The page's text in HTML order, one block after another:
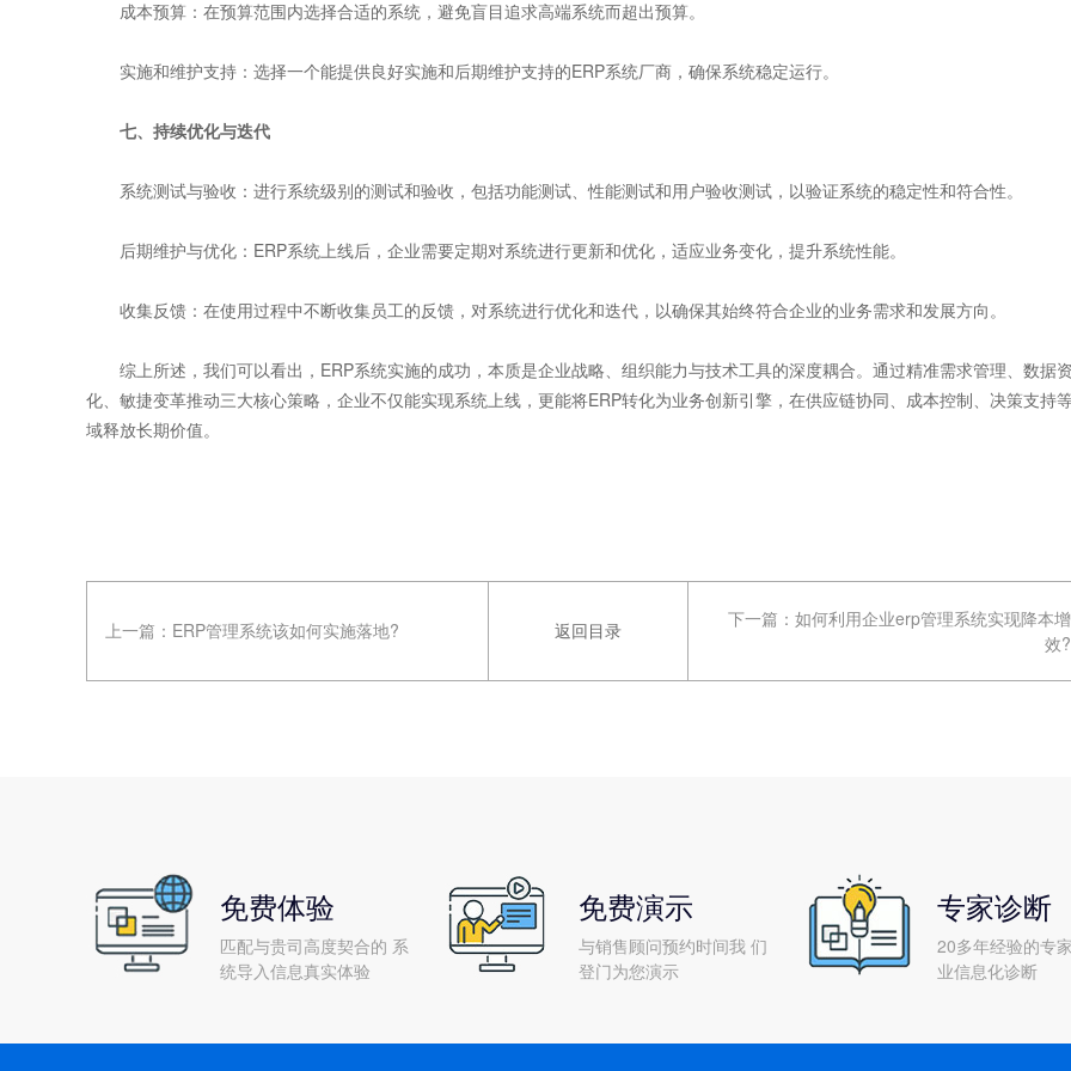
‌成本预算‌：在预算范围内选择合适的系统，避免盲目追求高端系统而超出预算。
‌实施和维护支持‌：选择一个能提供良好实施和后期维护支持的ERP系统厂商，确保系统稳定运行。
七、持续优化与迭代
‌系统测试与验收‌：进行系统级别的测试和验收，包括功能测试、性能测试和用户验收测试，以验证系统的稳定性和符合性。
‌后期维护与优化‌：ERP系统上线后，企业需要定期对系统进行更新和优化，适应业务变化，提升系统性能。
‌收集反馈‌：在使用过程中不断收集员工的反馈，对系统进行优化和迭代，以确保其始终符合企业的业务需求和发展方向。
综上所述，我们可以看出，ERP系统实施的成功，本质是企业战略、组织能力与技术工具的深度耦合。通过精准需求管理、数据
化、敏捷变革推动三大核心策略，企业不仅能实现系统上线，更能将ERP转化为业务创新引擎，在供应链协同、成本控制、决策支持
域释放长期价值。
上一篇： ERP管理系统该如何实施落地? 返回目录 下一篇： 如何利用企业erp管理系统实现降本增
效?
免费体验
匹配与贵司高度契合的 系
统导入信息真实体验
免费演示
与销售顾问预约时间我 们
登门为您演示
专家诊断
20多年经验的专
业信息化诊断